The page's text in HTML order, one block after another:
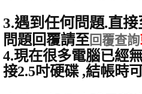
3.遇到任何問題.直接
問題回覆請至回覆查詢
4.現在很多電腦已經
接2.5吋硬碟 ,結帳時